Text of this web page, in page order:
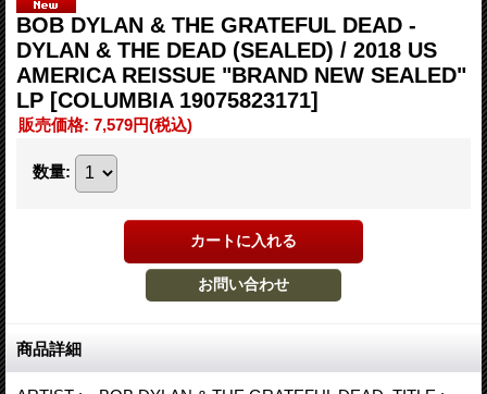
BOB DYLAN & THE GRATEFUL DEAD -
DYLAN & THE DEAD (SEALED) / 2018 US
AMERICA REISSUE "BRAND NEW SEALED"
LP [COLUMBIA 19075823171]
販売価格: 7,579円(税込)
数量:
商品詳細